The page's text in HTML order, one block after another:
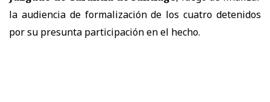
la audiencia de formalización de los cuatro detenidos
por su presunta participación en el hecho.